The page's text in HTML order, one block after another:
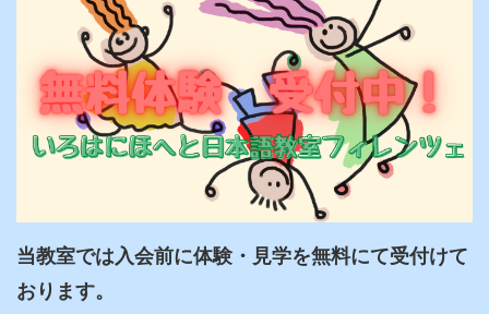
当教室では入会前に体験・見学を無料にて受付けて
おります。